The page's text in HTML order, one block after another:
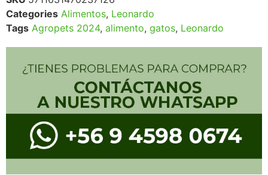
Categories Alimentos, Leonardo
Tags Agropets 2024, alimento, gatos, Leonardo